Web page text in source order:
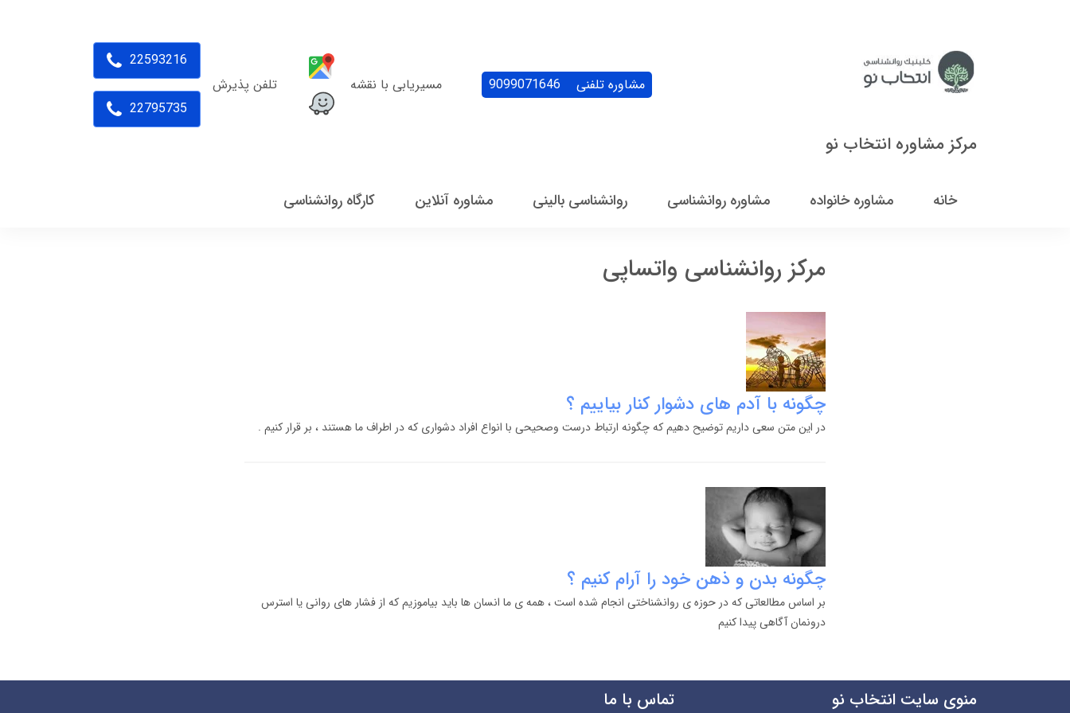
مرکز مشاوره انتخاب نو
مشاوره تلفنی 9099071646 مسیریابی با نقشه تلفن پذیرش
22593216
22795735
خانه مشاوره خانواده مشاوره روانشناسی روانشناسی بالینی مشاوره آنلاین کارگاه روانشناسی
مرکز روانشناسی واتساپی
چگونه با آدم های دشوار کنار بیاییم ؟
در این متن سعی داریم توضیح دهیم که چگونه ارتباط درست وصحیحی با انواع افراد دشواری که در اطراف ما هستند ، بر قرار کنیم .
چگونه بدن و ذهن خود را آرام کنیم ؟
بر اساس مطالعاتی که در حوزه ی روانشناختی انجام شده است ، همه ی ما انسان ها باید بیاموزیم که از فشار های روانی یا استرس
درونمان آگاهی پیدا کنیم
منوی سایت انتخاب نو تماس با ما